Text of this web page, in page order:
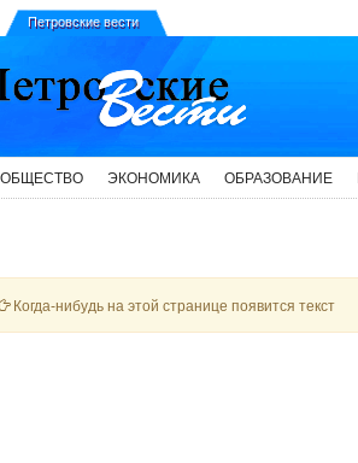
Петровские вести
ОБЩЕСТВО ЭКОНОМИКА ОБРАЗОВАНИЕ
Когда-нибудь на этой странице появится текст